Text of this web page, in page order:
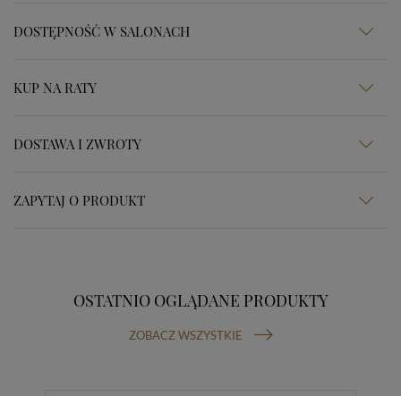
DOSTĘPNOŚĆ W SALONACH
KUP NA RATY
DOSTAWA I ZWROTY
ZAPYTAJ O PRODUKT
OSTATNIO OGLĄDANE PRODUKTY
ZOBACZ WSZYSTKIE